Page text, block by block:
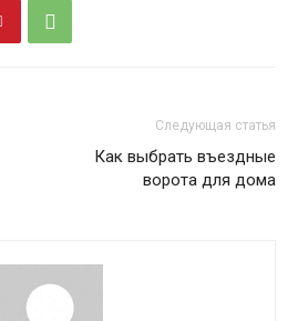
Следующая статья
Как выбрать въездные
ворота для дома